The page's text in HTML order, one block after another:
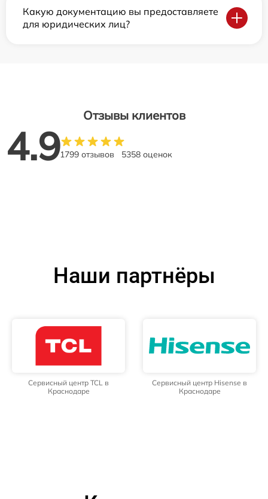
Какую документацию вы предоставляете
для юридических лиц?
Отзывы клиентов
4.91799 отзывов 5358 оценок
Наши партнёры
Сервисный центр TCL в
Краснодаре
Сервисный центр Hisense в
Краснодаре